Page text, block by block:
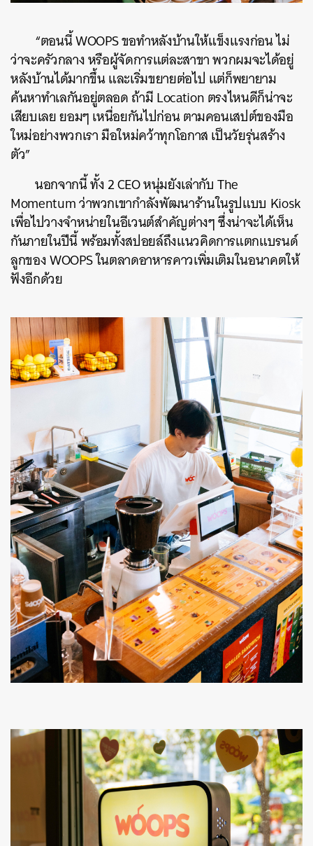
“ตอนนี้ WOOPS ขอทำหลังบ้านให้แข็งแรงก่อน ไม่
ว่าจะครัวกลาง หรือผู้จัดการแต่ละสาขา พวกผมจะได้อยู่
หลังบ้านได้มากขึ้น และเริ่มขยายต่อไป แต่ก็พยายาม
ค้นหาทำเลกันอยู่ตลอด ถ้ามี Location ตรงไหนดีก็น่าจะ
เสียบเลย ยอมๆ เหนื่อยกันไปก่อน ตามคอนเสปต์ของมือ
ใหม่อย่างพวกเรา มือใหม่คว้าทุกโอกาส เป็นวัยรุ่นสร้าง
ตัว”
นอกจากนี้ ทั้ง 2 CEO หนุ่มยังเล่ากับ The
Momentum ว่าพวกเขากำลังพัฒนาร้านในรูปแบบ Kiosk
เพื่อไปวางจำหน่ายในอีเวนต์สำคัญต่างๆ ซึ่งน่าจะได้เห็น
กันภายในปีนี้ พร้อมทั้งสปอยล์ถึงแนวคิดการแตกแบรนด์
ลูกของ WOOPS ในตลาดอาหารคาวเพิ่มเติมในอนาคตให้
ฟังอีกด้วย